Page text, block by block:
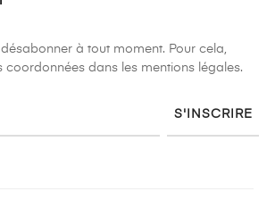
à tout moment. Pour cela,
coordonnées dans les mentions légales.
S'INSCRIRE